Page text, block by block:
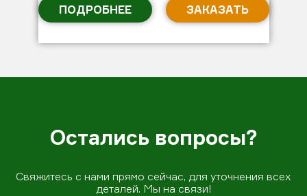
ПОДРОБНЕЕ ЗАКАЗАТЬ
Остались вопросы?
Свяжитесь с нами прямо сейчас, для уточнения всех
деталей. Мы на связи!